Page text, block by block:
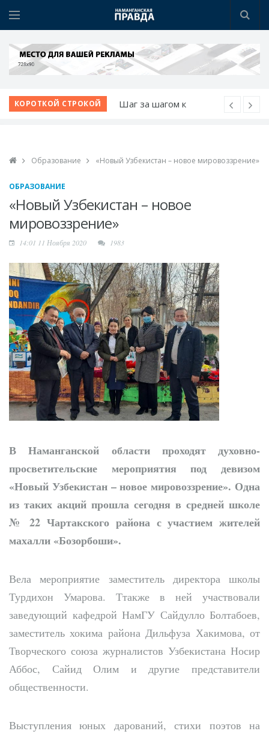
КОРОТКОЙ СТРОКОЙ
Шаг за шагом к
Новые дороги и
темп
Остров возможностей
на Нарыне
преобразования
продолжаются
К новому учебному
году - с новыми
возможностями
Образование «Новый Узбекистан – новое мировоззрение»
ОБРАЗОВАНИЕ
«Новый Узбекистан – новое
мировоззрение»
14:01 11 Ноября 2020 1983
В Наманганской области проходят духовно-
просветительские мероприятия под девизом
«Новый Узбекистан – новоемировоззрение». Одна
из таких акций прошла сегодня в средней школе
№ 22 Чартакского района с участием жителей
махалли «Бозорбоши».
Вела мероприятие заместитель директора школы
Турдихон Умарова. Ттакже в ней участвовали
заведующий кафедрой НамГУ Сайдулло Болтабоев,
заместитель хокима района Дильфуза Хакимова, от
Творческого союза журналистов Узбекистана Носир
Аббос, Сайид Олим и другие представители
общественности.
Выступления юных дарований, стихи поэтов на